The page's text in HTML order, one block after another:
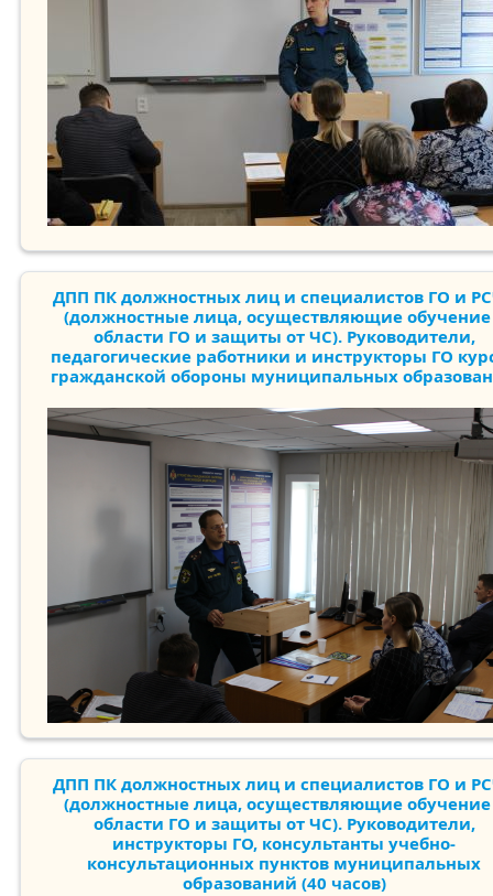
ДПП ПК должностных лиц и специалистов ГО и
(должностные лица, осуществляющие обучение
области ГО и защиты от ЧС). Руководители,
педагогические работники и инструкторы ГО
гражданской обороны муниципальных
ДПП ПК должностных лиц и специалистов ГО и
(должностные лица, осуществляющие обучение
области ГО и защиты от ЧС). Руководители,
инструкторы ГО, консультанты учебно-
консультационных пунктов муниципальных
образований (40 часов)